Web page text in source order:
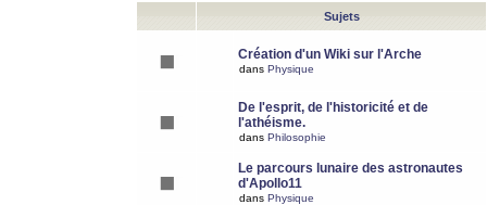
Sujets
Création d'un Wiki sur l'Arche
dans Physique
De l'esprit, de l'historicité et de
l'athéisme.
dans Philosophie
Le parcours lunaire des astronautes
d'Apollo11
dans Physique